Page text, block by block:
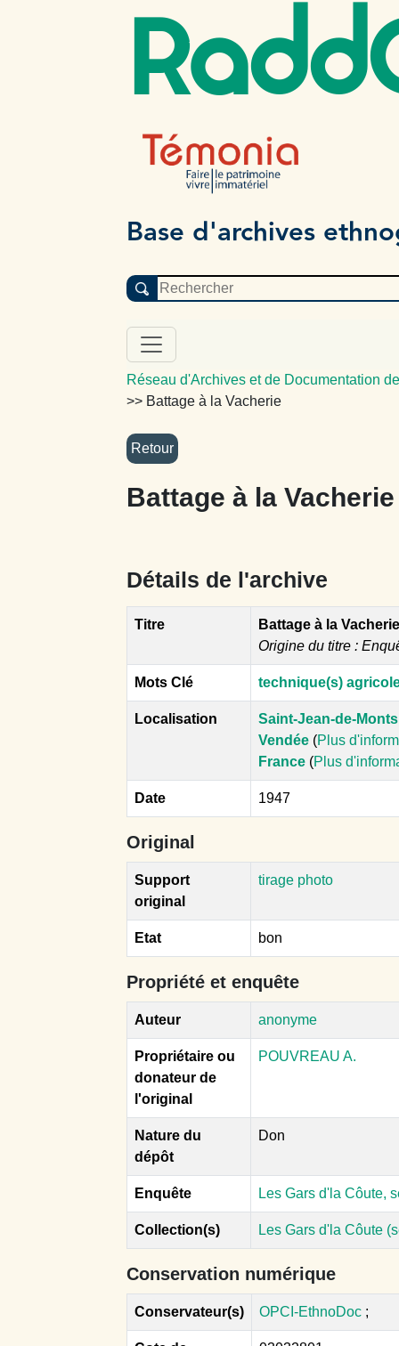
Base d'archives
Réseau d'Archives et de Documentation
>> Battage à la Vacherie
Battage à la Vacherie
Détails de l'archive
Titre
Battage à la Vacherie
Origine du titre :
Mots Clé technique(s)
Localisation
Saint-Jean-de-Monts
Vendée (Plus
France (Plus
Date 1947
Original
Support
original
tirage photo
Etat bon
Propriété et enquête
Auteur anonyme
Propriétaire ou
donateur de
l'original
POUVREAU A.
Nature du
dépôt
Don
Enquête Les Gars d'la Côute,
Collection(s) Les Gars d'la Côute
Conservation numérique
Conservateur(s) OPCI-EthnoDoc ;